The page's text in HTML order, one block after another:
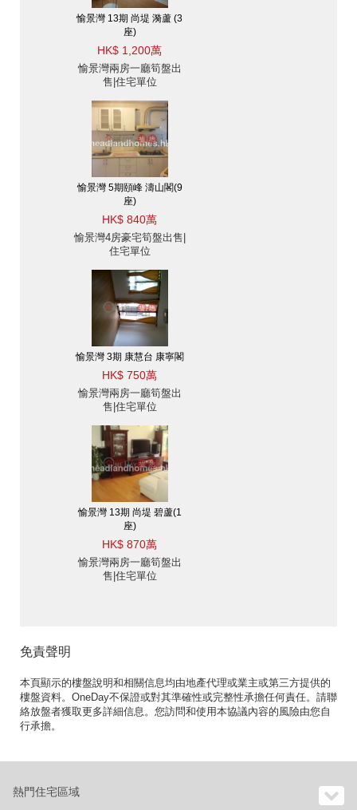
愉景灣 13期 尚堤 漪蘆 (3
座)
HK$ 1,200萬
愉景灣兩房一廳筍盤出
售|住宅單位
愉景灣 5期頤峰 濤山閣(9
座)
HK$ 840萬
愉景灣4房豪宅筍盤出售|
住宅單位
愉景灣 3期 康慧台 康寧閣
HK$ 750萬
愉景灣兩房一廳筍盤出
售|住宅單位
愉景灣 13期 尚堤 碧蘆(1
座)
HK$ 870萬
愉景灣兩房一廳筍盤出
售|住宅單位
免責聲明
本頁顯示的樓盤說明和相關信息均由地產代理或業主或第三方提供的
樓盤資料。OneDay不保證或對其準確性或完整性承擔任何責任。請聯
絡放盤者獲取更多詳細信息。您訪問和使用本協議內容的風險由您自
行承擔。
熱門住宅區域